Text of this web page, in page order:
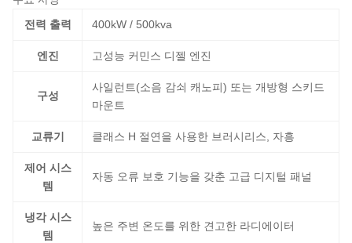
전력 출력
400kW / 500kva
엔진 고성능 커민스 디젤 엔진
구성
사일런트(소음 감쇠 캐노피) 또는 개방형 스키드
마운트
교류기 클래스 H 절연을 사용한 브러시리스, 자흥
제어 시스
템
자동 오류 보호 기능을 갖춘 고급 디지털 패널
냉각 시스
템
높은 주변 온도를 위한 견고한 라디에이터